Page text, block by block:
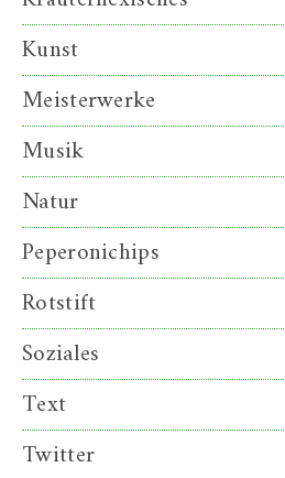
Kunst
Meisterwerke
Musik
Natur
Peperonichips
Rotstift
Soziales
Text
Twitter